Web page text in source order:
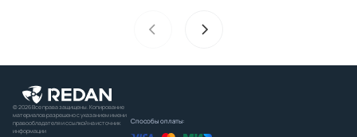
© 2026 Все права защищены. Копирование
материалов разрешено с указанием имени
правообладателя и ссылкой на источник
информации
Способы оплаты: